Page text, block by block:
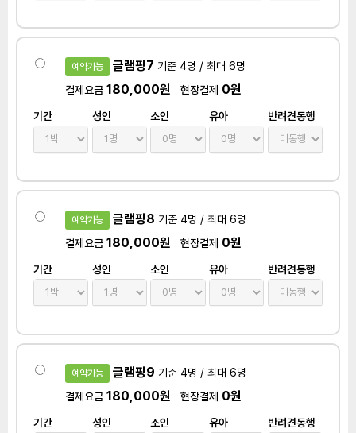
예약가능 글램핑7 기준 4명 / 최대 6명
결제요금 180,000원 현장결제 0원
기간 성인 소인 유아 반려견동행
예약가능 글램핑8 기준 4명 / 최대 6명
결제요금 180,000원 현장결제 0원
기간 성인 소인 유아 반려견동행
예약가능 글램핑9 기준 4명 / 최대 6명
결제요금 180,000원 현장결제 0원
기간 성인 소인 유아 반려견동행